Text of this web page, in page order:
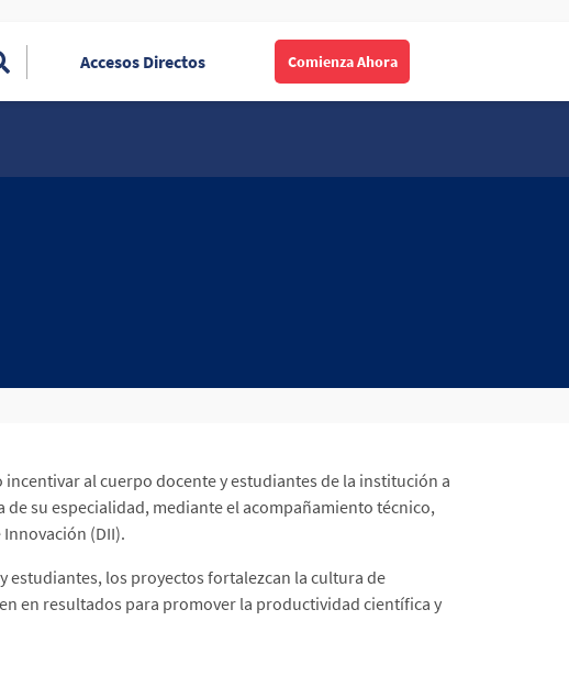
Accesos Directos Comienza Ahora
al cuerpo docente y estudiantes de la institución a
su especialidad, mediante el acompañamiento técnico,
(DII).
estudiantes, los proyectos fortalezcan la cultura de
en resultados para promover la productividad científica y